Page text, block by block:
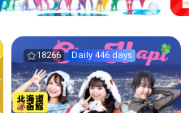
18266 Daily 446 days